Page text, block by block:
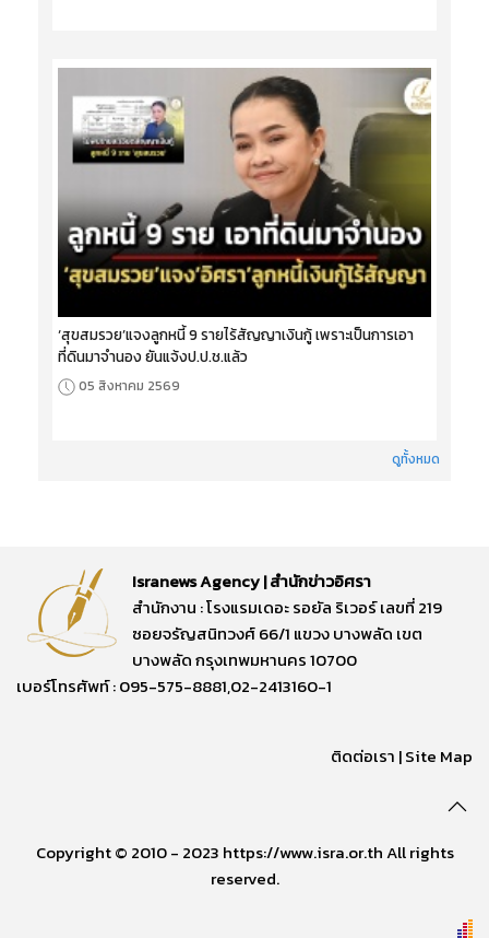
‘สุขสมรวย’แจงลูกหนี้ 9 รายไร้สัญญาเงินกู้ เพราะเป็นการเอา
ที่ดินมาจำนอง ยันแจ้งป.ป.ช.แล้ว
05 สิงหาคม 2569
ดูทั้งหมด
Isranews Agency | สำนักข่าวอิศรา
สำนักงาน : โรงแรมเดอะ รอยัล ริเวอร์ เลขที่ 219
ซอยจรัญสนิทวงศ์ 66/1 แขวง บางพลัด เขต
บางพลัด กรุงเทพมหานคร 10700
เบอร์โทรศัพท์ : 095-575-8881,02-2413160-1
ติดต่อเรา |Site Map
Copyright © 2010 - 2023 https://www.isra.or.th All rights
reserved.